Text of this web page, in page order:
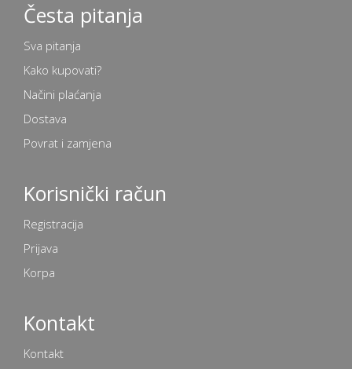
Česta pitanja
Sva pitanja
Kako kupovati?
Načini plaćanja
Dostava
Povrat i zamjena
Korisnički račun
Registracija
Prijava
Korpa
Kontakt
Kontakt